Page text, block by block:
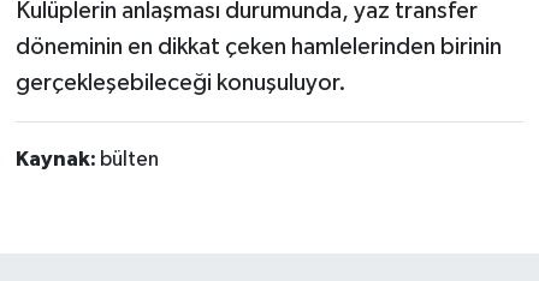
Kulüplerin anlaşması durumunda, yaz transfer
döneminin en dikkat çeken hamlelerinden birinin
gerçekleşebileceği konuşuluyor.
Kaynak: bülten